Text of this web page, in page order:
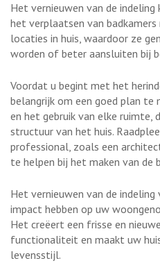
Het vernieuwen van de indeling
het verplaatsen van
locaties in huis, waardoor ze
worden of beter aansluiten bij
Voordat u begint met het
belangrijk om een goed plan te
en het gebruik van elke ruimte,
structuur van het huis.
professional, zoals een
te helpen bij het maken van de
Het vernieuwen van de
impact hebben op uw
Het creëert een frisse en
functionaliteit en maakt uw
levensstijl.